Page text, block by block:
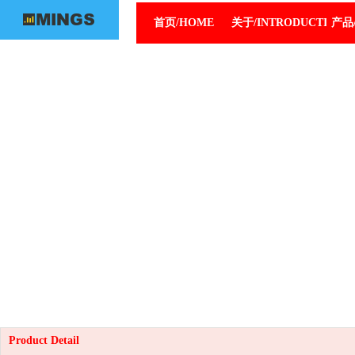
首页/HOME 关于/INTRODUCTION
产
Product Detail